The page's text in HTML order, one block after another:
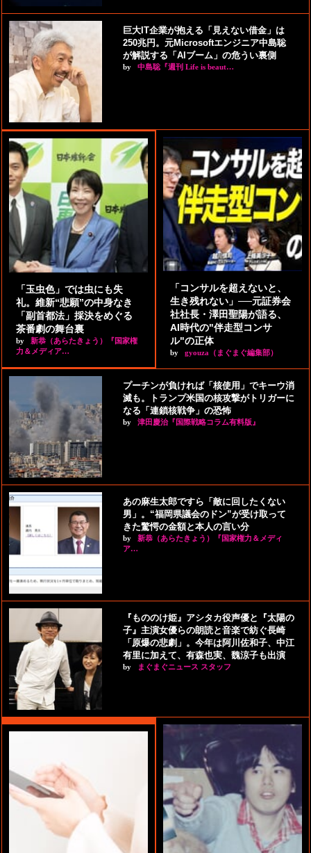
巨大IT企業が抱える「見えない借金」は
250兆円。元Microsoftエンジニア中島聡
が解説する「AIブーム」の危うい裏側
by 中島聡『週刊 Life is beaut…
「玉虫色」では虫にも失
礼。維新“悲願”の中身なき
「副首都法」採決をめぐる
茶番劇の舞台裏
by
新恭（あらたきょう）『国家権
力＆メディア…
「コンサルを超えないと、
生き残れない」──元証券会
社社長・澤田聖陽が語る、
AI時代の"伴走型コンサ
ル"の正体
by gyouza（まぐまぐ編集部）
プーチンが負ければ「核使用」でキーウ消
滅も。トランプ米国の核攻撃がトリガーに
なる「連鎖核戦争」の恐怖
by 津田慶治『国際戦略コラム有料版』
あの麻生太郎ですら「敵に回したくない
男」。“福岡県議会のドン”が受け取って
きた驚愕の金額と本人の言い分
by
新恭（あらたきょう）『国家権力＆メディ
ア…
『もののけ姫』アシタカ役声優と『太陽の
子』主演女優らの朗読と音楽で紡ぐ長崎
「原爆の悲劇」。今年は阿川佐和子、中江
有里に加えて、有森也実、魏涼子も出演
by まぐまぐニュース スタッフ